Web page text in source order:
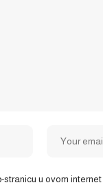
stranicu u ovom